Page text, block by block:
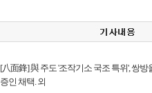
[八面鋒] 與 주도 '조작기소 국조 특위', 쌍
증인 채택. 외